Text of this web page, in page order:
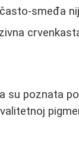
smeđa
su poznata